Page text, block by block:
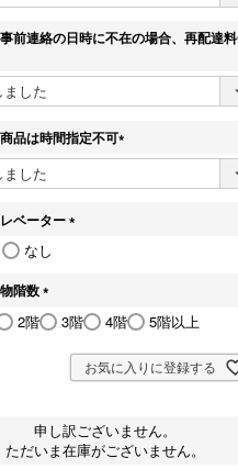
須
)
前連絡の日時に不在の場合、再配達
品は時間指定不可
(
須
ベーター
なし
階数
(
必
2階 3階 4階 5階以上
お気に入りに登録する
申し訳ございません。
ただいま在庫がございません。